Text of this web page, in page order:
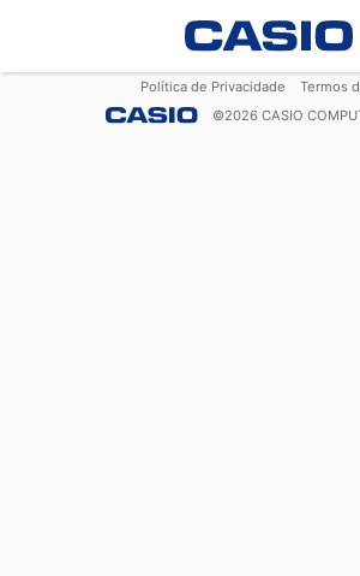
Política de Privacidade
Termos
©2026 CASIO